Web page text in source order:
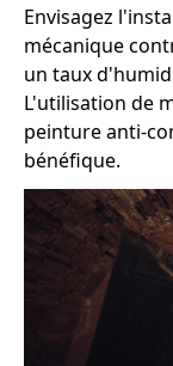
Envisagez
mécanique
un taux
L'utilisation de
peinture anti-
bénéfique.